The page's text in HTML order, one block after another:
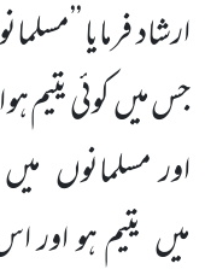
ارشاد فرمایا
جس میں کوئی یتیم
اور مسلمانوں
میں یتیم ہو اور